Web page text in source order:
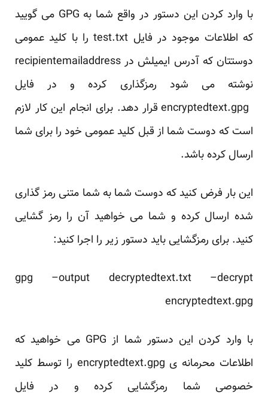
با وارد کردن این دستور در واقع شما به GPG می گویید
که اطلاعات موجود در فایل test.txt را با کلید عمومی
دوستتان که آدرس ایمیلش در recipientemailaddress
نوشته می شود رمزگذاری کرده و در فایل
encryptedtext.gpg قرار دهد. برای انجام این کار لازم
است که دوست شما از قبل کلید عمومی خود را برای شما
ارسال کرده باشد.
این بار فرض کنید که دوست شما به شما متنی رمز گذاری
شده ارسال کرده و شما می خواهید آن را رمز گشایی
کنید. برای رمزگشایی باید دستور زیر را اجرا کنید:
gpg –output decryptedtext.txt –decrypt
encryptedtext.gpg
با وارد کردن این دستور شما از GPG می خواهید که
اطلاعات محرمانه ی encryptedtext.gpg را توسط کلید
خصوصی شما رمزگشایی کرده و در فایل